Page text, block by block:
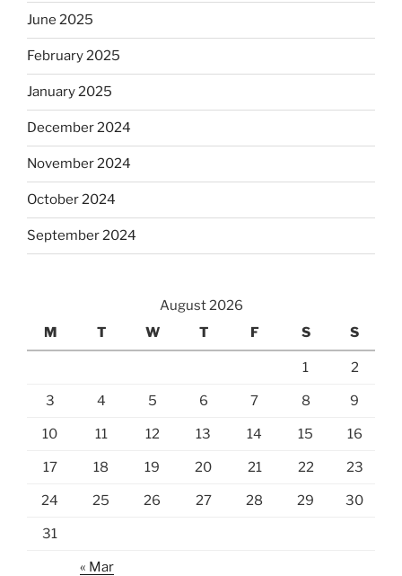
June 2025
February 2025
January 2025
December 2024
November 2024
October 2024
September 2024
August 2026
M
T W T F S S
1 2
3 4 5 6 7 8 9
10 11 12 13 14 15 16
17 18 19 20 21 22 23
24 25 26 27 28 29 30
31
« Mar